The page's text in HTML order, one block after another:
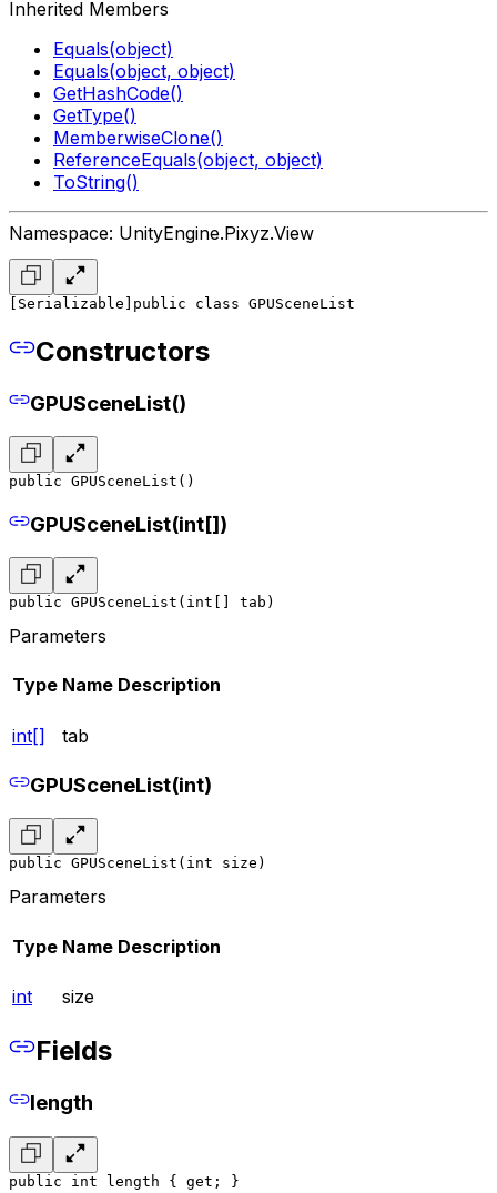
Inherited Members
Equals(object)
Equals(object, object)
GetHashCode()
GetType()
MemberwiseClone()
ReferenceEquals(object, object)
ToString()
Namespace: UnityEngine.Pixyz.View
[Serializable] public class GPUSceneList
Constructors
GPUSceneList()
public GPUSceneList()
GPUSceneList(int[])
public GPUSceneList(int[] tab)
Parameters
Type Name Description
int[] tab
GPUSceneList(int)
public GPUSceneList(int size)
Parameters
Type Name Description
int size
Fields
length
public int length { get; }